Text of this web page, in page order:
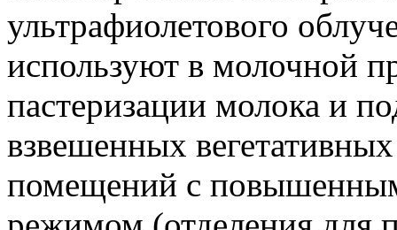
ультрафиолетового
используют в молочной
пастеризации молока и
взвешенных
помещений с